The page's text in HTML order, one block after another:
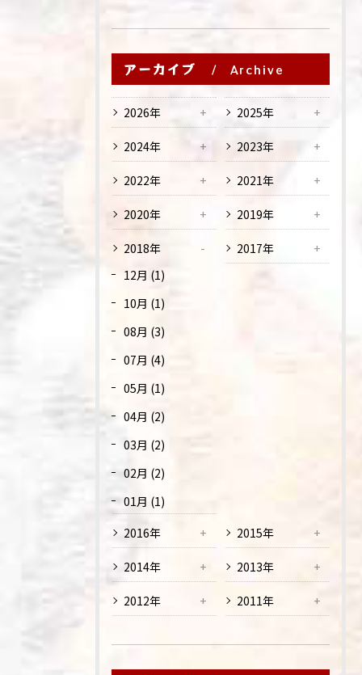
アーカイブ Archive
2026年 2025年
2024年 2023年
2022年 2021年
2020年 2019年
2018年
12月 (1)
10月 (1)
08月 (3)
07月 (4)
05月 (1)
04月 (2)
03月 (2)
02月 (2)
01月 (1)
2017年
2016年 2015年
2014年 2013年
2012年 2011年